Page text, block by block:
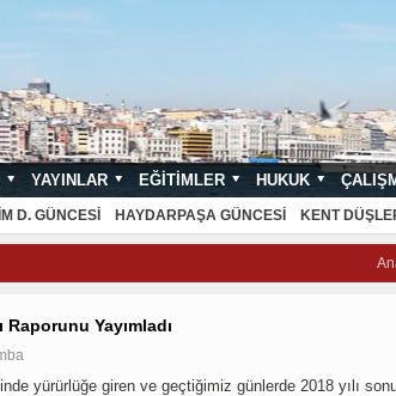
YAYINLAR EĞITIMLER HUKUK
D. GÜNCESI HAYDARPAŞA GÜNCESI KENT
Raporunu Yayımladı
yürürlüğe giren ve geçtiğimiz günlerde 2018 yılı